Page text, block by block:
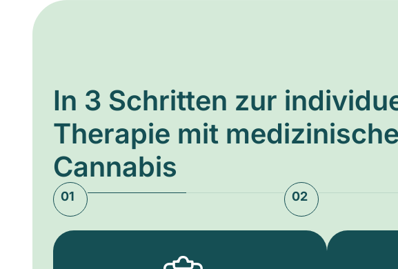
In 3 Schritten zur
Therapie mit
Cannabis
01 02